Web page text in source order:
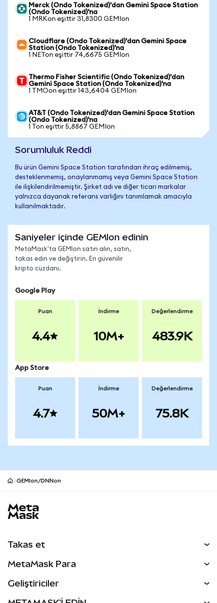
Merck (Ondo Tokenized)'dan Gemini Space Station
(Ondo Tokenized)'na
1 MRKon eşittir 31,8300 GEMIon
Cloudflare (Ondo Tokenized)'dan Gemini Space
Station (Ondo Tokenized)'na
1 NETon eşittir 74,6675 GEMIon
Thermo Fisher Scientific (Ondo Tokenized)'dan
Gemini Space Station (Ondo Tokenized)'na
1 TMOon eşittir 143,6404 GEMIon
AT&T (Ondo Tokenized)'dan Gemini Space Station
(Ondo Tokenized)'na
1 Ton eşittir 5,8867 GEMIon
Sorumluluk Reddi
Bu ürün Gemini Space Station tarafından ihraç edilmemiş,
desteklenmemiş, onaylanmamış veya Gemini Space Station
ile ilişkilendirilmemiştir. Şirket adı ve diğer ticari markalar
yalnızca dayanak referans varlığını tanımlamak amacıyla
kullanılmaktadır.
Saniyeler içinde GEMIon edinin
MetaMask'ta GEMIon satın alın, satın,
takas edin ve değiştirin. En güvenilir
kripto cüzdanı.
Google Play
Puan
4.4
İndirme
10M+
Değerlendirme
483.9K
App Store
Puan
4.7
İndirme
50M+
Değerlendirme
75.8K
GEMIon/DNNon
Takas et
Perps
MetaMask Para
Geliştiriciler